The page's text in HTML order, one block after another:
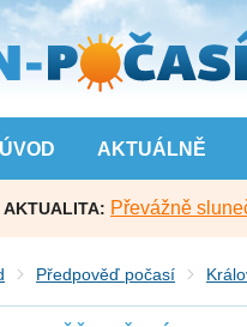
ÚVOD AKTUÁLNĚ
AKTUALITA: Převážně
Předpověď počasí